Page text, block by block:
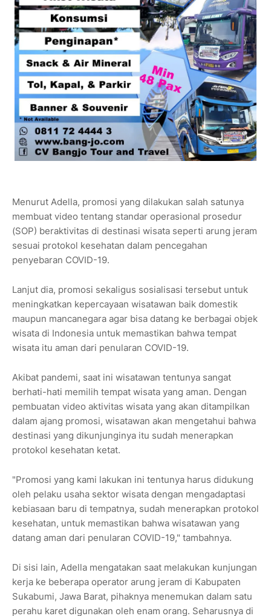
Menurut Adella, promosi yang dilakukan salah satunya
membuat video tentang standar operasional prosedur
(SOP) beraktivitas di destinasi wisata seperti arung jeram
sesuai protokol kesehatan dalam pencegahan
penyebaran COVID-19.
Lanjut dia, promosi sekaligus sosialisasi tersebut untuk
meningkatkan kepercayaan wisatawan baik domestik
maupun mancanegara agar bisa datang ke berbagai objek
wisata di Indonesia untuk memastikan bahwa tempat
wisata itu aman dari penularan COVID-19.
Akibat pandemi, saat ini wisatawan tentunya sangat
berhati-hati memilih tempat wisata yang aman. Dengan
pembuatan video aktivitas wisata yang akan ditampilkan
dalam ajang promosi, wisatawan akan mengetahui bahwa
destinasi yang dikunjunginya itu sudah menerapkan
protokol kesehatan ketat.
"Promosi yang kami lakukan ini tentunya harus didukung
oleh pelaku usaha sektor wisata dengan mengadaptasi
kebiasaan baru di tempatnya, sudah menerapkan protokol
kesehatan, untuk memastikan bahwa wisatawan yang
datang aman dari penularan COVID-19," tambahnya.
Di sisi lain, Adella mengatakan saat melakukan kunjungan
kerja ke beberapa operator arung jeram di Kabupaten
Sukabumi, Jawa Barat, pihaknya menemukan dalam satu
perahu karet digunakan oleh enam orang. Seharusnya di